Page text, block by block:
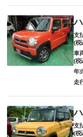
支
(税
車
(税
年
走
支
(税